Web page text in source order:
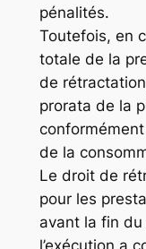
pénalités.
Toutefois, en
totale de la
de
prorata de la
de la
Le droit de
pour les
avant la fin